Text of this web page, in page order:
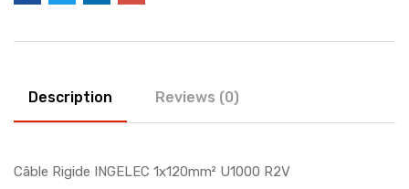
Description Reviews (0)
Câble Rigide INGELEC 1x120mm² U1000 R2V